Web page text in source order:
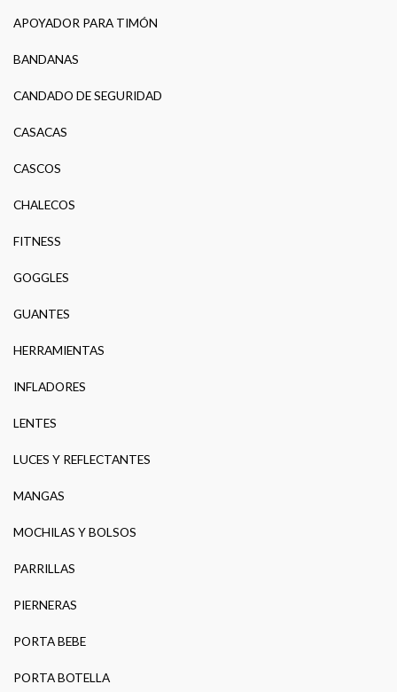
APOYADOR PARA TIMÓN
BANDANAS
CANDADO DE SEGURIDAD
CASACAS
CASCOS
CHALECOS
FITNESS
GOGGLES
GUANTES
HERRAMIENTAS
INFLADORES
LENTES
LUCES Y REFLECTANTES
MANGAS
MOCHILAS Y BOLSOS
PARRILLAS
PIERNERAS
PORTA BEBE
PORTA BOTELLA